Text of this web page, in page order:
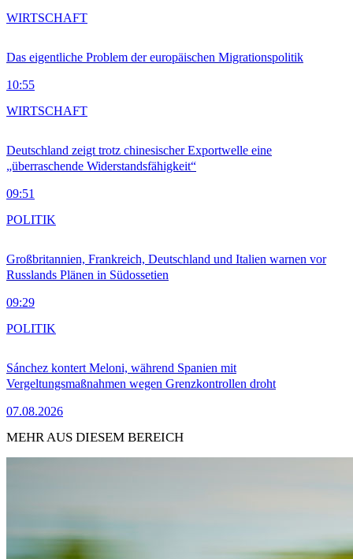
Das eigentliche Problem der europäischen Migrationspolitik
10:55
WIRTSCHAFT
Deutschland zeigt trotz chinesischer Exportwelle eine
„überraschende Widerstandsfähigkeit“
09:51
WIRTSCHAFT
Großbritannien, Frankreich, Deutschland und Italien warnen vor
Russlands Plänen in Südossetien
09:29
POLITIK
Sánchez kontert Meloni, während Spanien mit
Vergeltungsmaßnahmen wegen Grenzkontrollen droht
07.08.2026
POLITIK
MEHR AUS DIESEM BEREICH